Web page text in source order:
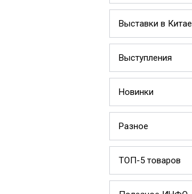
Выставки в Китае
Выступления
Новинки
Разное
ТОП-5 товаров